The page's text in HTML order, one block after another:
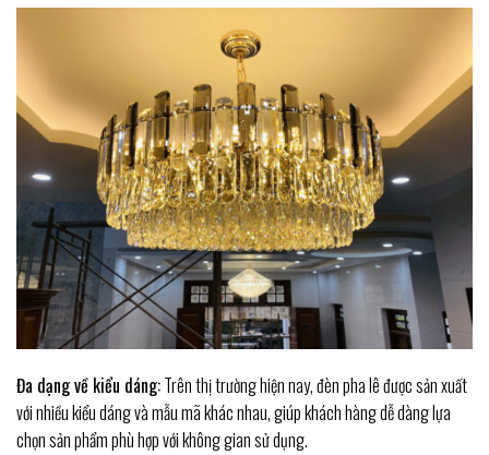
Đa dạng về kiểu dáng:Trên thị trường hiện nay, đèn pha lê được sản xuất
với nhiều kiểu dáng và mẫu mã khác nhau, giúp khách hàng dễ dàng lựa
chọn sản phẩm phù hợp với không gian sử dụng.